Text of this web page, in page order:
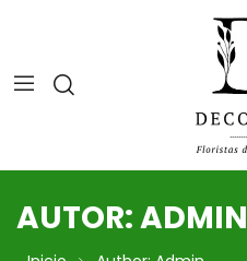
AUTOR:ADMIN